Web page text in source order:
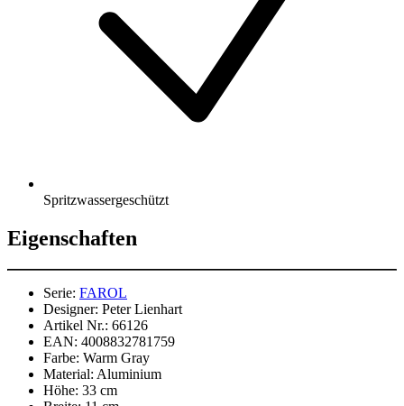
Spritzwassergeschützt
Eigenschaften
Serie: FAROL
Designer: Peter Lienhart
Artikel Nr.: 66126
EAN: 4008832781759
Farbe: Warm Gray
Material: Aluminium
Höhe: 33 cm